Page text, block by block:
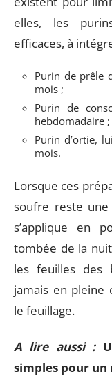
elles, les
efficaces, à
Purin de prêle
mois ;
Purin de
hebdomadaire ;
Purin d’ortie,
mois.
Lorsque ces
soufre reste
s’applique en
tombée de la
les feuilles des
jamais en pleine
le feuillage.
A lire aussi :
simples pour